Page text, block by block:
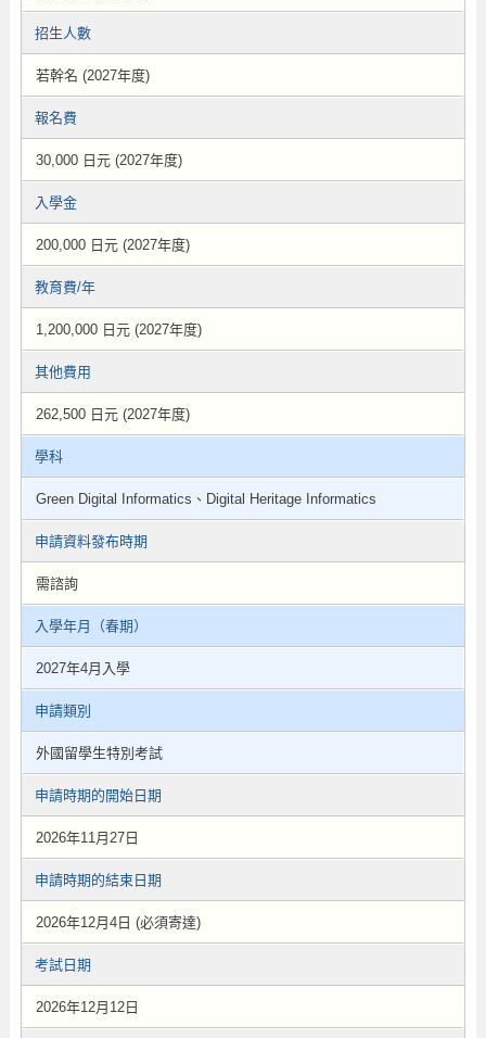
招生人數
若幹名 (2027年度)
報名費
30,000 日元 (2027年度)
入學金
200,000 日元 (2027年度)
教育費/年
1,200,000 日元 (2027年度)
其他費用
262,500 日元 (2027年度)
學科
Green Digital Informatics、Digital Heritage Informatics
申請資料發布時期
需諮詢
入學年月（春期）
2027年4月入學
申請類別
外國留學生特別考試
申請時期的開始日期
2026年11月27日
申請時期的結束日期
2026年12月4日 (必須寄達)
考試日期
2026年12月12日